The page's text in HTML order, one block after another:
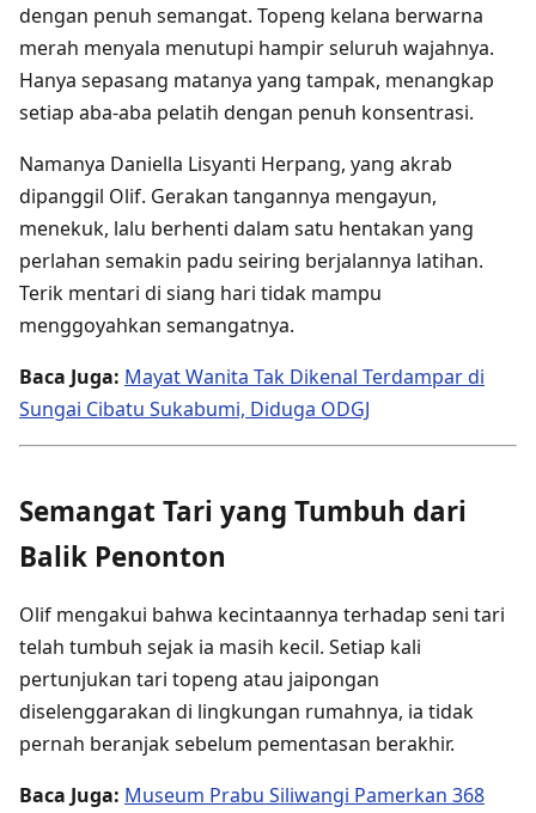
dengan penuh semangat. Topeng kelana berwarna
merah menyala menutupi hampir seluruh wajahnya.
Hanya sepasang matanya yang tampak, menangkap
setiap aba-aba pelatih dengan penuh konsentrasi.
Namanya Daniella Lisyanti Herpang, yang akrab
dipanggil Olif. Gerakan tangannya mengayun,
menekuk, lalu berhenti dalam satu hentakan yang
perlahan semakin padu seiring berjalannya latihan.
Terik mentari di siang hari tidak mampu
menggoyahkan semangatnya.
Baca Juga: Mayat Wanita Tak Dikenal Terdampar di
Sungai Cibatu Sukabumi, Diduga ODGJ
Semangat Tari yang Tumbuh dari
Balik Penonton
Olif mengakui bahwa kecintaannya terhadap seni tari
telah tumbuh sejak ia masih kecil. Setiap kali
pertunjukan tari topeng atau jaipongan
diselenggarakan di lingkungan rumahnya, ia tidak
pernah beranjak sebelum pementasan berakhir.
Baca Juga: Museum Prabu Siliwangi Pamerkan 368